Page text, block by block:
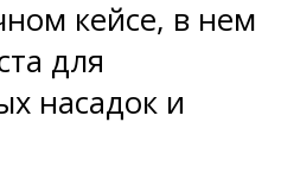
кейсе, в нем
для
насадок и